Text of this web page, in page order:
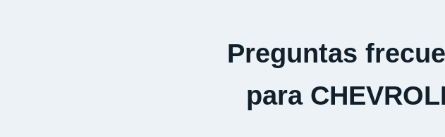
Preguntas
para